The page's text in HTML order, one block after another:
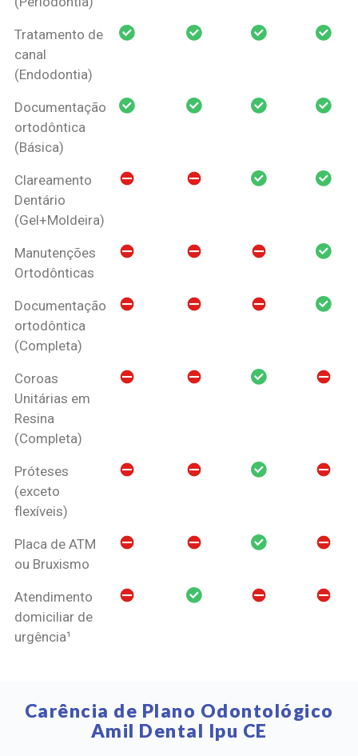
Tratamento de
canal
(Endodontia)
Documentação
ortodôntica
(Básica)
Clareamento
Dentário
(Gel+Moldeira)
Manutenções
Ortodônticas
Documentação
ortodôntica
(Completa)
Coroas
Unitárias em
Resina
(Completa)
Próteses
(exceto
flexíveis)
Placa de ATM
ou Bruxismo
Atendimento
domiciliar de
urgência¹
Carência de Plano Odontológico
Amil Dental Ipu CE